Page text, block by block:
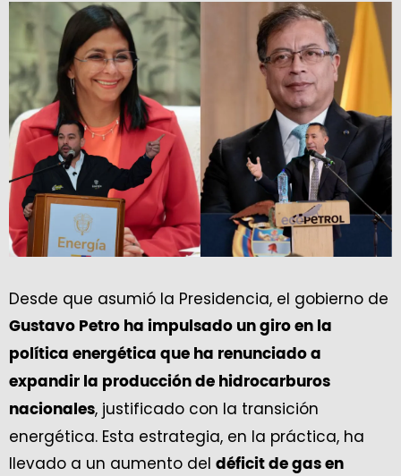
Desde que asumió la Presidencia, el gobierno de
Gustavo Petro ha impulsado un giro en la
política energética que ha renunciado a
expandir la producción de hidrocarburos
nacionales, justificado con la transición
energética. Esta estrategia, en la práctica, ha
llevado a un aumento del déficit de gas en